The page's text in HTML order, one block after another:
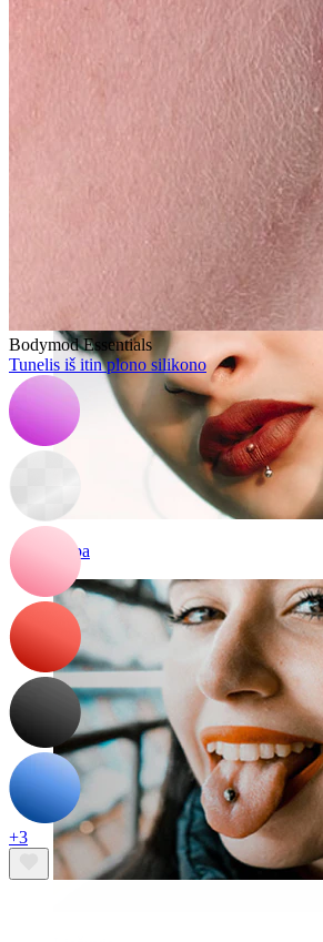
Lūpa
Bodymod Essentials
Tunelis iš itin plono silikono
+3